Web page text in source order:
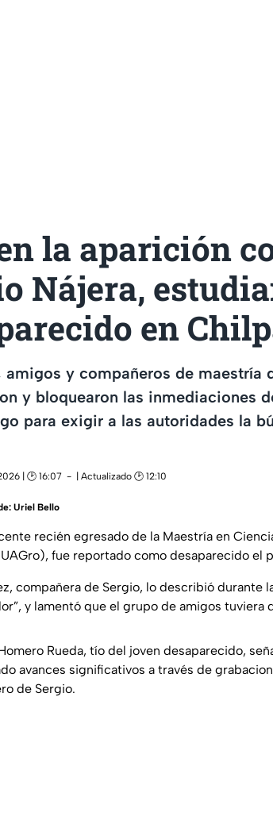
la aparición
Nájera,
en
amigos y compañeros de maestría
y bloquearon las inmediaciones
para exigir a las autoridades la
| 🕑 16:07
| Actualizado 🕑 12:10
Uriel Bello
recién egresado de la Maestría en
fue reportado como desaparecido el
compañera de Sergio, lo describió durante
y lamentó que el grupo de amigos
Rueda, tío del joven desaparecido,
avances significativos a través de
de Sergio.